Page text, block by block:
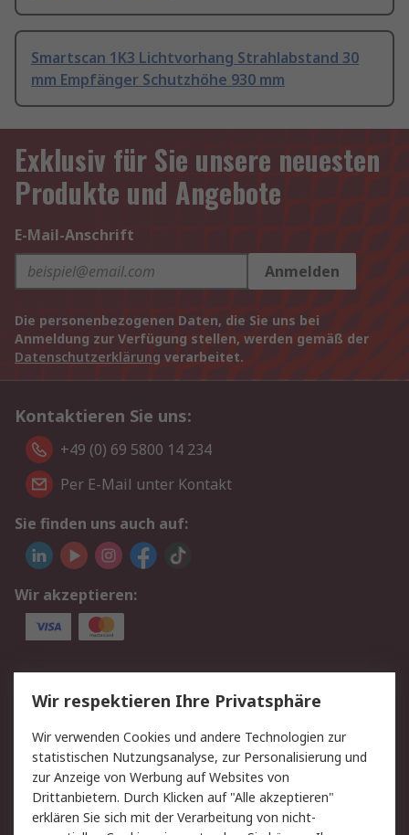
Smartscan 1K3 Lichtvorhang Strahlabstand 30
mm Empfänger Schutzhöhe 930 mm
Exklusiv für Sie unsere neuesten
Produkte und Angebote
E-Mail-Anschrift
Anmelden
Die personenbezogenen Daten, die Sie uns bei
Anmeldung zur Verfügung stellen, werden gemäß der
Datenschutzerklärung verarbeitet.
Kontaktieren Sie uns:
+49 (0) 69 5800 14 234
Per E-Mail unter Kontakt
Sie finden uns auch auf:
Wir akzeptieren:
Service
Value Added Services
Lieferlösungen
Rücksendungen
Kontakt
Hilfe
Privatkunden
Rechtliches
Wir respektieren Ihre Privatsphäre
Wir verwenden Cookies und andere Technologien zur
statistischen Nutzungsanalyse, zur Personalisierung und
zur Anzeige von Werbung auf Websites von
Drittanbietern. Durch Klicken auf "Alle akzeptieren"
erklären Sie sich mit der Verarbeitung von nicht-